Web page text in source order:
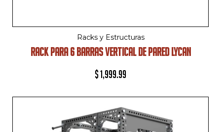
Racks y Estructuras
RACK PARA 6 BARRAS VERTICAL DE PARED LYCAN
$1,999.99